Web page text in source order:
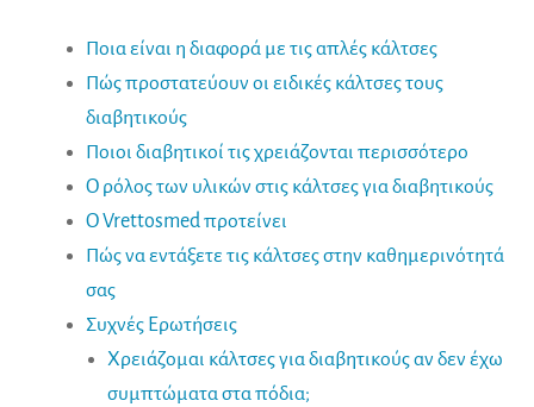
Ποια είναι η διαφορά με τις απλές κάλτσες
Πώς προστατεύουν οι ειδικές κάλτσες τους
διαβητικούς
Ποιοι διαβητικοί τις χρειάζονται περισσότερο
Ο ρόλος των υλικών στις κάλτσες για διαβητικούς
Ο Vrettosmed προτείνει
Πώς να εντάξετε τις κάλτσες στην καθημερινότητά
σας
Συχνές Ερωτήσεις
Χρειάζομαι κάλτσες για διαβητικούς αν δεν έχω
συμπτώματα στα πόδια;